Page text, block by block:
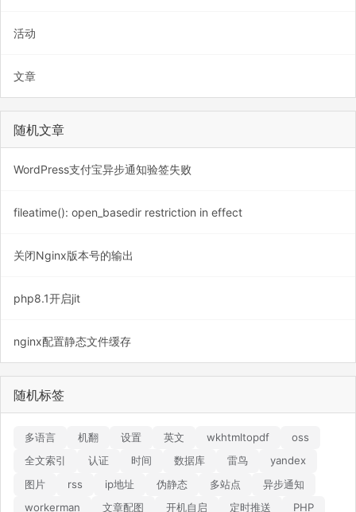
活动
文章
随机文章
WordPress支付宝异步通知验签失败
fileatime(): open_basedir restriction in effect
关闭Nginx版本号的输出
php8.1开启jit
nginx配置静态文件缓存
随机标签
多语言 机翻 设置 英文 wkhtmltopdf
oss
全文索引
认证 时间 数据库 雷鸟
yandex
图片
rss ip地址 伪静态 多站点
异步通知
workerman
文章配图 开机自启 定时推送 PHP